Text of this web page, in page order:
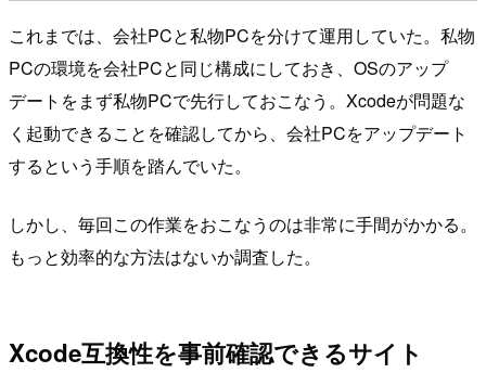
これまでは、会社PCと私物PCを分けて運用していた。私物
PCの環境を会社PCと同じ構成にしておき、OSのアップ
デートをまず私物PCで先行しておこなう。Xcodeが問題な
く起動できることを確認してから、会社PCをアップデート
するという手順を踏んでいた。
しかし、毎回この作業をおこなうのは非常に手間がかかる。
もっと効率的な方法はないか調査した。
Xcode互換性を事前確認できるサイト